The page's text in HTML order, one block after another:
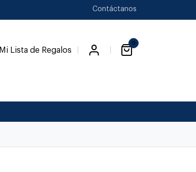
Contáctanos
Mi Lista de Regalos
0